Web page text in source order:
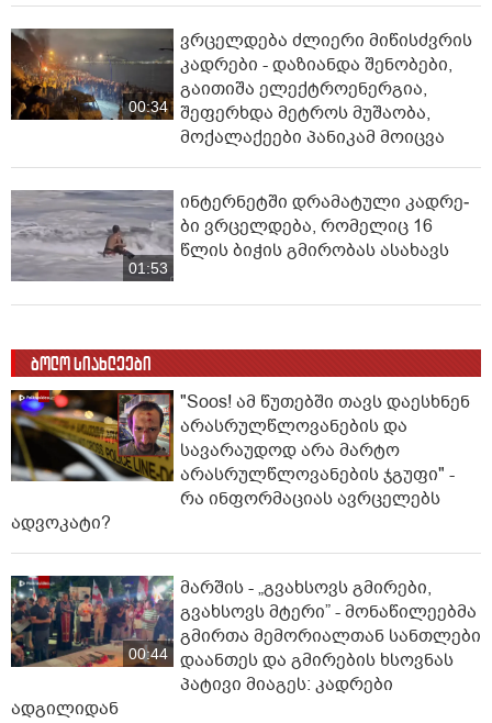
00:34
ვრცელდება ძლიერი მიწისძვრის
კადრები - დაზიანდა შენობები,
გაითიშა ელექტროენერგია,
შეფერხდა მეტროს მუშაობა,
მოქალაქეები პანიკამ მოიცვა
01:53
ინ­ტერ­ნეტ­ში დრა­მა­ტუ­ლი კად­რე­
ბი ვრცელდება, რომელიც 16
წლის ბიჭის გმირობას ასახავს
ბოლო სიახლეები
"Soos! ამ წუთებში თავს დაესხნენ
არასრულწლოვანების და
სავარაუდოდ არა მარტო
არასრულწლოვანების ჯგუფი" -
რა ინფორმაციას ავრცელებს
ადვოკატი?
00:44
მარშის - „გვახსოვს გმირები,
გვახსოვს მტერი” - მონაწილეებმა
გმირთა მემორიალთან სანთლები
დაანთეს და გმირების ხსოვნას
პატივი მიაგეს: კადრები
ადგილიდან